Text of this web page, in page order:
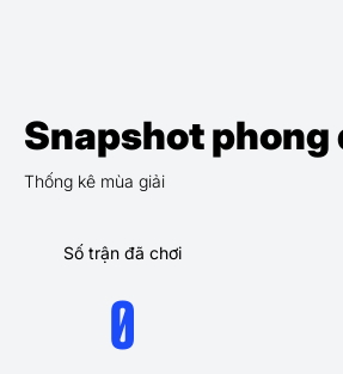
Snapshot phong
Thống kê mùa giải
Số trận đã chơi
0